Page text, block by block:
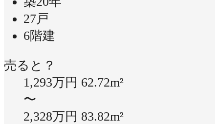
27戸
6階建
売ると？
1,293万円 62.72m²
〜
2,328万円 83.82m²